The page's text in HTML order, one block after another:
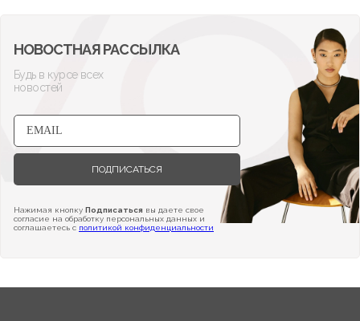
НОВОСТНАЯ РАССЫЛКА
Будь в курсе всех
новостей
ПОДПИСАТЬСЯ
Нажимая кнопку Подписаться вы даете свое
согласие на обработку персональных данных и
соглашаетесь с политикой конфиденциальности